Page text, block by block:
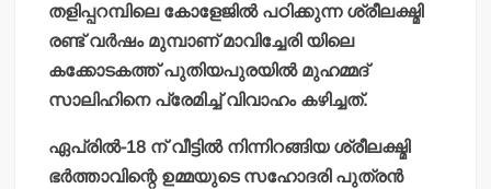
തളിപ്പറമ്പിലെ കോളേജില്‍ പഠിക്കുന്ന ശ്രീലക്ഷ്മി
രണ്ട് വര്‍ഷം മുമ്പാണ് മാവിച്ചേരി യിലെ
കക്കോടകത്ത് പുതിയപുരയില്‍ മുഹമ്മദ്
സാലിഹിനെ പ്രേമിച്ച് വിവാഹം കഴിച്ചത്.
ഏപ്രില്‍-18 ന് വീട്ടില്‍ നിന്നിറങ്ങിയ ശ്രീലക്ഷ്മി
ഭര്‍ത്താവിന്റെ ഉമ്മയുടെ സഹോദരി പുത്രന്‍